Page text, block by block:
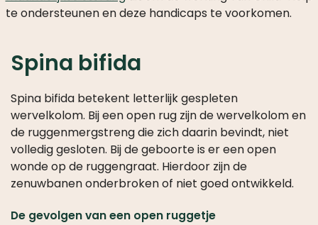
te ondersteunen en deze handicaps te voorkomen.
Spina bifida
Spina bifida betekent letterlijk gespleten
wervelkolom. Bij een open rug zijn de wervelkolom en
de ruggenmergstreng die zich daarin bevindt, niet
volledig gesloten. Bij de geboorte is er een open
wonde op de ruggengraat. Hierdoor zijn de
zenuwbanen onderbroken of niet goed ontwikkeld.
De gevolgen van een open ruggetje